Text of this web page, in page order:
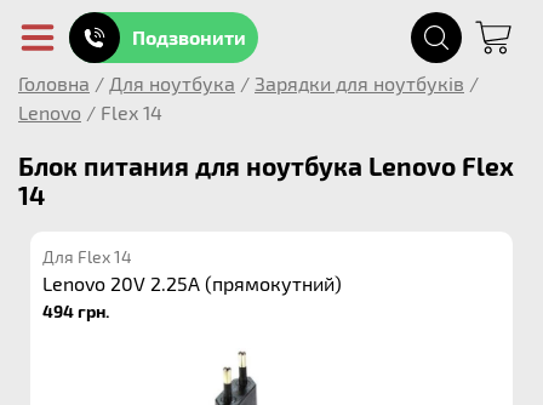
Подзвонити
Головна / Для ноутбука / Зарядки для ноутбуків /
Lenovo / Flex 14
Блок питания для ноутбука Lenovo Flex
14
Для Flex 14
Lenovo 20V 2.25A (прямокутний)
494 грн.